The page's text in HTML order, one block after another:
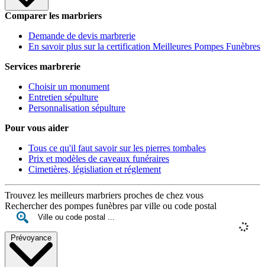
Comparer les marbriers
Demande de devis marbrerie
En savoir plus sur la certification Meilleures Pompes Funèbres
Services marbrerie
Choisir un monument
Entretien sépulture
Personnalisation sépulture
Pour vous aider
Tous ce qu'il faut savoir sur les pierres tombales
Prix et modèles de caveaux funéraires
Cimetières, législiation et réglement
Trouvez les meilleurs marbriers proches de chez vous
Rechercher des pompes funèbres par ville ou code postal
Prévoyance